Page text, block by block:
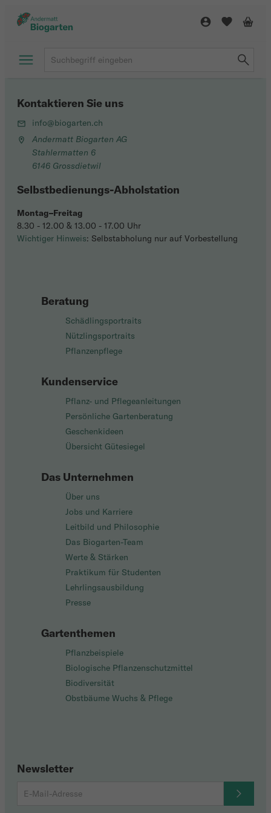
Beratung
Schädlingsportraits
Nützlingsportraits
Pflanzenpflege
Kundenservice
Pflanz- und Pflegeanleitungen
Persönliche Gartenberatung
Geschenkideen
Übersicht Gütesiegel
Das Unternehmen
Über uns
Jobs und Karriere
Leitbild und Philosophie
Das Biogarten-Team
Werte & Stärken
Praktikum für Studenten
Lehrlingsausbildung
Presse
Gartenthemen
Pflanzbeispiele
Biologische Pflanzenschutzmittel
Biodiversität
Obstbäume Wuchs & Pflege
Newsletter
Kontaktieren Sie uns
info@biogarten.ch
Andermatt Biogarten AG
Stahlermatten 6
6146 Grossdietwil
Selbstbedienungs-Abholstation
Montag–Freitag
8.30 - 12.00 & 13.00 - 17.00 Uhr
Wichtiger Hinweis: Selbstabholung nur auf Vorbestellung